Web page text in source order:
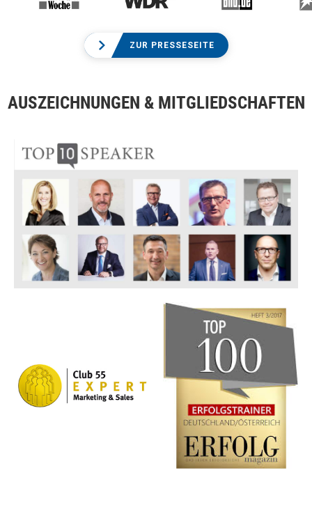
ZUR PRESSESEITE
AUSZEICHNUNGEN & MITGLIEDSCHAFTEN